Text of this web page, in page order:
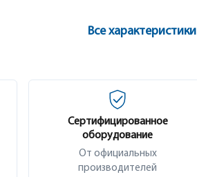
Все характеристики
Сертифицированное
оборудование
От официальных
производителей